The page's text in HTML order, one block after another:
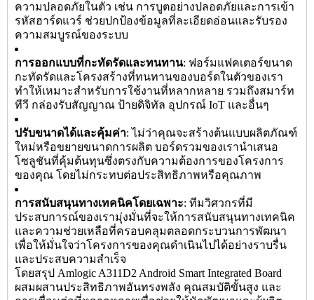
ความปลอดภัยในตัว เช่น การบูตอย่างปลอดภัยและการเข้า
รหัสฮาร์ดแวร์ ช่วยปกป้องข้อมูลที่ละเอียดอ่อนและรับรอง
ความสมบูรณ์ของระบบ
การออกแบบที่กะทัดรัดและทนทาน: ฟอร์มแฟคเตอร์ขนาด
กะทัดรัดและโครงสร้างที่ทนทานของบอร์ดในตัวของเรา
ทำให้เหมาะสำหรับการใช้งานที่หลากหลาย รวมถึงสมาร์ท
ทีวี กล่องรับสัญญาณ ป้ายดิจิทัล อุปกรณ์ IoT และอื่นๆ
ปรับขนาดได้และคุ้มค่า: ไม่ว่าคุณจะสร้างต้นแบบผลิตภัณฑ์
ใหม่หรือขยายขนาดการผลิต บอร์ดรวมของเรานำเสนอ
โซลูชันที่คุ้มต้นทุนซึ่งตรงกับความต้องการของโครงการ
ของคุณ โดยไม่กระทบต่อประสิทธิภาพหรือคุณภาพ
การสนับสนุนทางเทคนิคโดยเฉพาะ: ทีมวิศวกรที่มี
ประสบการณ์ของเรามุ่งมั่นที่จะให้การสนับสนุนทางเทคนิค
และความช่วยเหลือที่ครอบคลุมตลอดกระบวนการพัฒนา
เพื่อให้มั่นใจว่าโครงการของคุณดำเนินไปได้อย่างราบรื่น
และประสบความสำเร็จ
โดยสรุป Amlogic A311D2 Android Smart Integrated Board
ผสมผสานประสิทธิภาพอันทรงพลัง คุณสมบัติขั้นสูง และ